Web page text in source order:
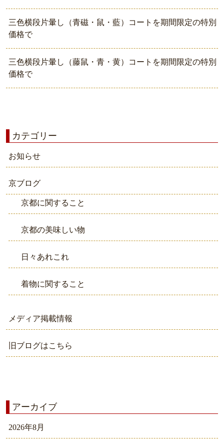
三色横段片暈し（青磁・鼠・藍）コートを期間限定の特別
価格で
三色横段片暈し（藤鼠・青・黄）コートを期間限定の特別
価格で
カテゴリー
お知らせ
京ブログ
京都に関すること
京都の美味しい物
日々あれこれ
着物に関すること
メディア掲載情報
旧ブログはこちら
アーカイブ
2026年8月